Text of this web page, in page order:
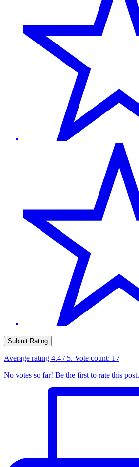
Submit Rating
Average rating 4.4 / 5. Vote count: 17
No votes so far! Be the first to rate this post.